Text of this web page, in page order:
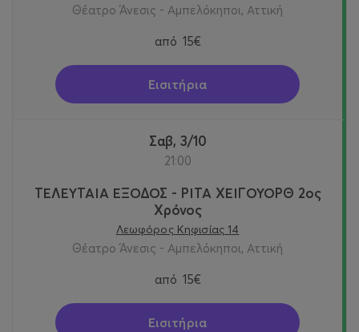
Θέατρο Άνεσις - Αμπελόκηποι, Αττική
από 15€
Εισιτήρια
Σαβ, 3/10
21:00
ΤΕΛΕΥΤΑΙΑ ΕΞΟΔΟΣ - ΡΙΤΑ ΧΕΙΓΟΥΟΡΘ 2oς
Χρόνος
Λεωφόρος Κηφισίας 14
Θέατρο Άνεσις - Αμπελόκηποι, Αττική
από 15€
Εισιτήρια